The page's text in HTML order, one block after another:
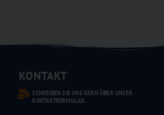
KONTAKT
SCHREIBEN SIE UNS GERN ÜBER UNSER
KONTAKTFORMULAR.